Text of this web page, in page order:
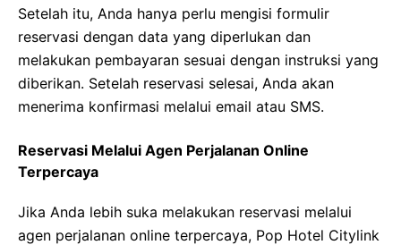
Setelah itu, Anda hanya perlu mengisi formulir
reservasi dengan data yang diperlukan dan
melakukan pembayaran sesuai dengan instruksi yang
diberikan. Setelah reservasi selesai, Anda akan
menerima konfirmasi melalui email atau SMS.
Reservasi Melalui Agen Perjalanan Online
Terpercaya
Jika Anda lebih suka melakukan reservasi melalui
agen perjalanan online terpercaya, Pop Hotel Citylink